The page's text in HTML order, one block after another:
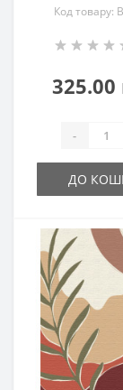
Код товару:
325.00
-
ДО